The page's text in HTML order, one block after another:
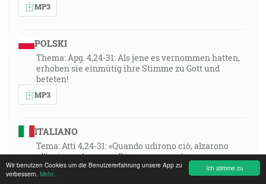
Ich stimme zu
Wir benutzen Cookies um die Benutzererfahrung unsere App zu
verbessern. Mehr...
MP3
POLSKI
Thema: Apg. 4,24-31: Als jene es vernommen hatten,
erhoben sie einmütig ihre Stimme zu Gott und
beteten!
MP3
ITALIANO
Tema: Atti 4,24-31: «Quando udirono ciò, alzarono
all’unisono la voce a Dio e pregarono!»
MP3